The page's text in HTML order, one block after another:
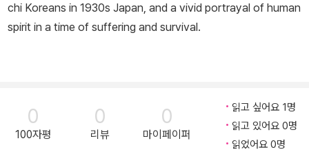
chi Koreans in 1930s Japan, and a vivid portrayal of human
spirit in a time of suffering and survival.
0
100자평
0
리뷰
0
마이페이퍼
읽고 싶어요 1명
읽고 있어요 0명
읽었어요 0명